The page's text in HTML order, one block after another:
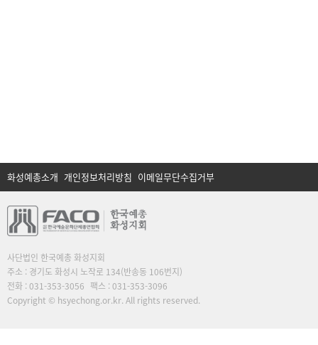
화성예총소개 개인정보처리방침 이메일무단수집거부
사단법인 한국예총 화성지회
주소 : 경기도 화성시 노작로 134(반송동 106번지)
전화 : 031-353-3056 팩스 : 031-353-3096
Copyright © hsyechong.or.kr. All rights reserved.